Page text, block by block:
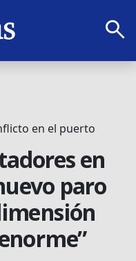
search
en el puerto
en
paro